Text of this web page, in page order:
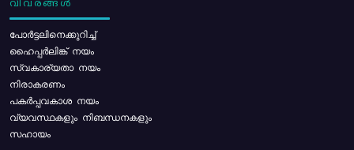
വിവരങ്ങൾ
പോര്‍ട്ടലിനെക്കുറിച്ച്
ഹൈപ്പർലിങ്ക് നയം
സ്വകാര്യതാ നയം
നിരാകരണം
പകർപ്പവകാശ നയം
വ്യവസ്ഥകളും നിബന്ധനകളും
സഹായം